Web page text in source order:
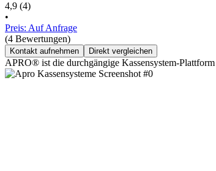
4,9 (4)
•
Preis: Auf Anfrage
(4 Bewertungen)
Kontakt aufnehmen Direkt vergleichen
APRO® ist die durchgängige Kassensystem-